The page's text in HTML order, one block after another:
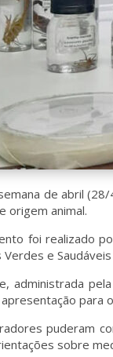
de abril
origem animal.
foi realizado
e Saudáveis
administrada pela
para
puderam
sobre